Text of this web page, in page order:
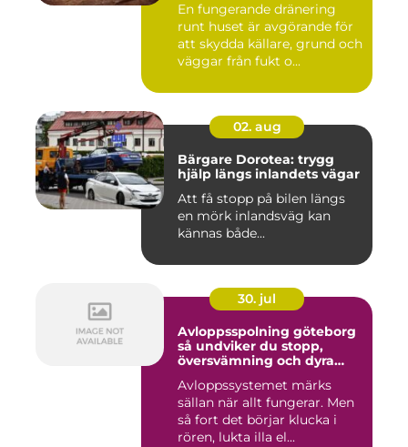
En fungerande dränering
runt huset är avgörande för
att skydda källare, grund och
väggar från fukt o...
02. aug
Bärgare Dorotea: trygg
hjälp längs inlandets vägar
Att få stopp på bilen längs
en mörk inlandsväg kan
kännas både...
30. jul
Avloppsspolning göteborg
så undviker du stopp,
översvämning och dyra
Avloppssystemet märks
sällan när allt fungerar. Men
så fort det börjar klucka i
rören, lukta illa el...